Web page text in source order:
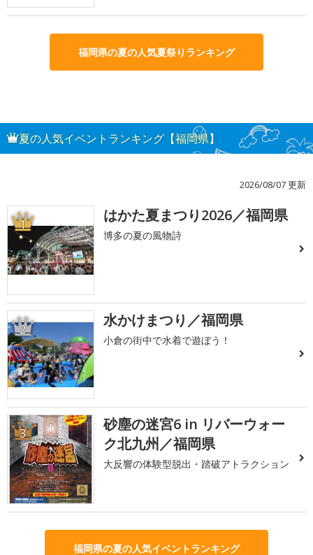
福岡県の夏の人気夏祭りランキング
夏の人気イベントランキング【福岡県】
2026/08/07 更新
1 はかた夏まつり2026／福岡県
博多の夏の風物詩
2 水かけまつり／福岡県
小倉の街中で水着で遊ぼう！
3
砂塵の迷宮6 in リバーウォー
ク北九州／福岡県
大反響の体験型脱出・踏破アトラクション
福岡県の夏の人気イベントランキング